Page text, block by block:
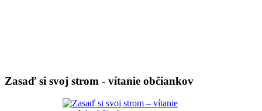
Zasaď si svoj strom - vítanie občiankov